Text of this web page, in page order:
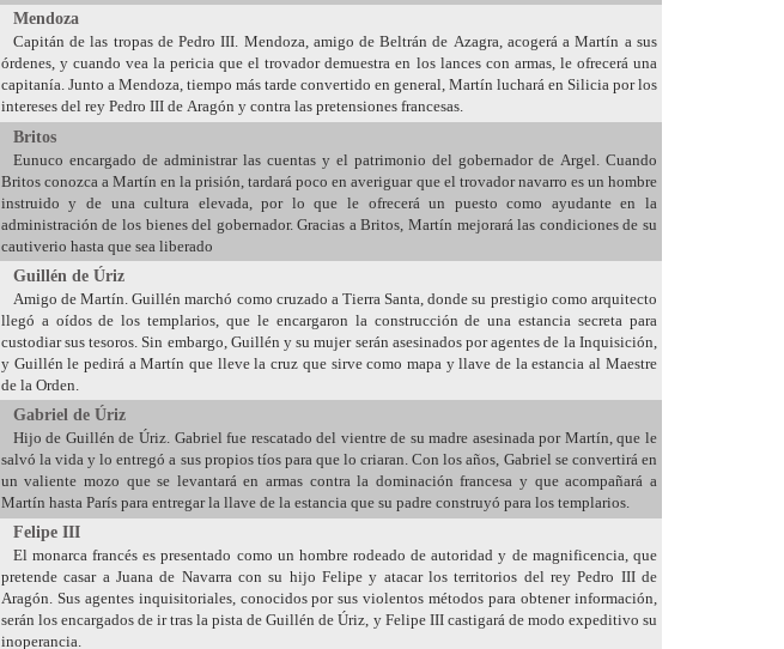
Mendoza
Capitán de las tropas de Pedro III. Mendoza, amigo de Beltrán de Azagra, acogerá a Martín a sus
órdenes, y cuando vea la pericia que el trovador demuestra en los lances con armas, le ofrecerá una
capitanía. Junto a Mendoza, tiempo más tarde convertido en general, Martín luchará en Silicia por los
intereses del rey Pedro III de Aragón y contra las pretensiones francesas.
Britos
Eunuco encargado de administrar las cuentas y el patrimonio del gobernador de Argel. Cuando
Britos conozca a Martín en la prisión, tardará poco en averiguar que el trovador navarro es un hombre
instruido y de una cultura elevada, por lo que le ofrecerá un puesto como ayudante en la
administración de los bienes del gobernador. Gracias a Britos, Martín mejorará las condiciones de su
cautiverio hasta que sea liberado
Guillén de Úriz
Amigo de Martín. Guillén marchó como cruzado a Tierra Santa, donde su prestigio como arquitecto
llegó a oídos de los templarios, que le encargaron la construcción de una estancia secreta para
custodiar sus tesoros. Sin embargo, Guillén y su mujer serán asesinados por agentes de la Inquisición,
y Guillén le pedirá a Martín que lleve la cruz que sirve como mapa y llave de la estancia al Maestre
de la Orden.
Gabriel de Úriz
Hijo de Guillén de Úriz. Gabriel fue rescatado del vientre de su madre asesinada por Martín, que le
salvó la vida y lo entregó a sus propios tíos para que lo criaran. Con los años, Gabriel se convertirá en
un valiente mozo que se levantará en armas contra la dominación francesa y que acompañará a
Martín hasta París para entregar la llave de la estancia que su padre construyó para los templarios.
Felipe III
El monarca francés es presentado como un hombre rodeado de autoridad y de magnificencia, que
pretende casar a Juana de Navarra con su hijo Felipe y atacar los territorios del rey Pedro III de
Aragón. Sus agentes inquisitoriales, conocidos por sus violentos métodos para obtener información,
serán los encargados de ir tras la pista de Guillén de Úriz, y Felipe III castigará de modo expeditivo su
inoperancia.